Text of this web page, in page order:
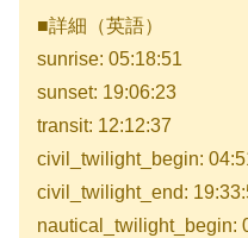
■詳細（英語）
sunrise: 05:18:51
sunset: 19:06:23
transit: 12:12:37
civil_twilight_begin:
civil_twilight_end:
nautical_twilight_begin: